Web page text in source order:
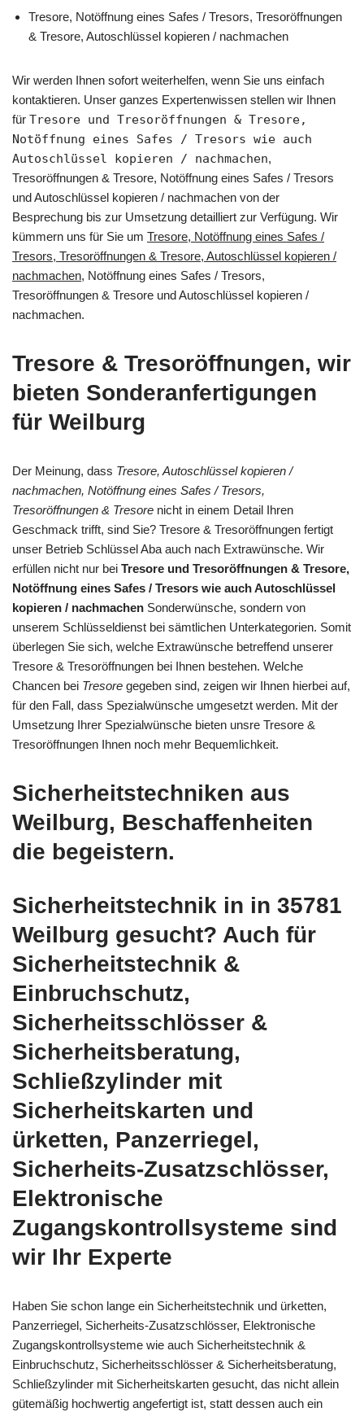
Tresore, Notöffnung eines Safes / Tresors, Tresoröffnungen
& Tresore, Autoschlüssel kopieren / nachmachen
Wir werden Ihnen sofort weiterhelfen, wenn Sie uns einfach
kontaktieren. Unser ganzes Expertenwissen stellen wir Ihnen
für Tresore und Tresoröffnungen & Tresore,
Notöffnung eines Safes / Tresors wie auch
Autoschlüssel kopieren / nachmachen,
Tresoröffnungen & Tresore, Notöffnung eines Safes / Tresors
und Autoschlüssel kopieren / nachmachen von der
Besprechung bis zur Umsetzung detailliert zur Verfügung. Wir
kümmern uns für Sie um Tresore, Notöffnung eines Safes /
Tresors, Tresoröffnungen & Tresore, Autoschlüssel kopieren /
nachmachen, Notöffnung eines Safes / Tresors,
Tresoröffnungen & Tresore und Autoschlüssel kopieren /
nachmachen.
Tresore & Tresoröffnungen, wir
bieten Sonderanfertigungen
für Weilburg
Der Meinung, dass Tresore, Autoschlüssel kopieren /
nachmachen, Notöffnung eines Safes / Tresors,
Tresoröffnungen & Tresore nicht in einem Detail Ihren
Geschmack trifft, sind Sie? Tresore & Tresoröffnungen fertigt
unser Betrieb Schlüssel Aba auch nach Extrawünsche. Wir
erfüllen nicht nur bei Tresore und Tresoröffnungen & Tresore,
Notöffnung eines Safes / Tresors wie auch Autoschlüssel
kopieren / nachmachen Sonderwünsche, sondern von
unserem Schlüsseldienst bei sämtlichen Unterkategorien. Somit
überlegen Sie sich, welche Extrawünsche betreffend unserer
Tresore & Tresoröffnungen bei Ihnen bestehen. Welche
Chancen bei Tresore gegeben sind, zeigen wir Ihnen hierbei auf,
für den Fall, dass Spezialwünsche umgesetzt werden. Mit der
Umsetzung Ihrer Spezialwünsche bieten unsre Tresore &
Tresoröffnungen Ihnen noch mehr Bequemlichkeit.
Sicherheitstechniken aus
Weilburg, Beschaffenheiten
die begeistern.
Sicherheitstechnik in in 35781
Weilburg gesucht? Auch für
Sicherheitstechnik &
Einbruchschutz,
Sicherheitsschlösser &
Sicherheitsberatung,
Schließzylinder mit
Sicherheitskarten und
ürketten, Panzerriegel,
Sicherheits-Zusatzschlösser,
Elektronische
Zugangskontrollsysteme sind
wir Ihr Experte
Haben Sie schon lange ein Sicherheitstechnik und ürketten,
Panzerriegel, Sicherheits-Zusatzschlösser, Elektronische
Zugangskontrollsysteme wie auch Sicherheitstechnik &
Einbruchschutz, Sicherheitsschlösser & Sicherheitsberatung,
Schließzylinder mit Sicherheitskarten gesucht, das nicht allein
gütemäßig hochwertig angefertigt ist, statt dessen auch ein